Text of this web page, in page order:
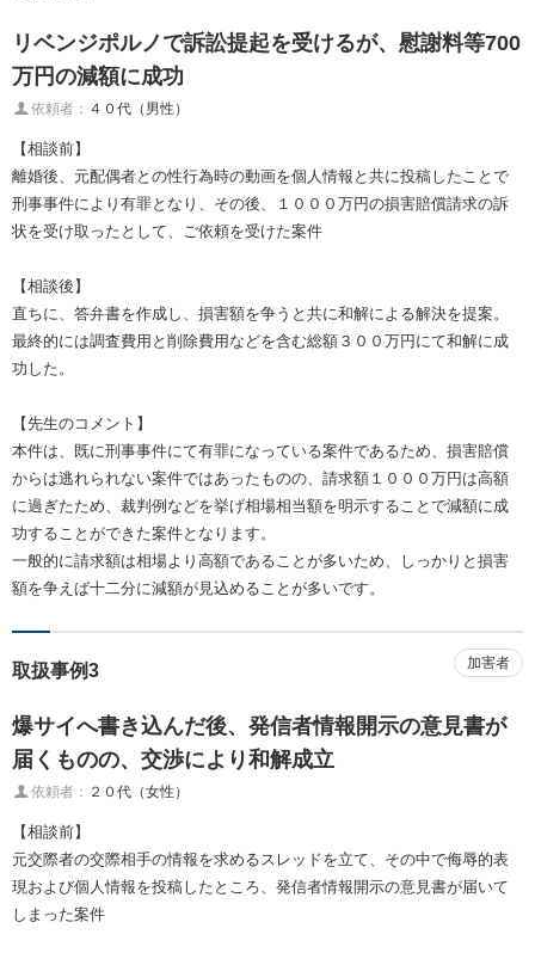
リベンジポルノで訴訟提起を受けるが、慰謝料等700
万円の減額に成功
依頼者： ４０代（男性）
【相談前】
離婚後、元配偶者との性行為時の動画を個人情報と共に投稿したことで
刑事事件により有罪となり、その後、１０００万円の損害賠償請求の訴
状を受け取ったとして、ご依頼を受けた案件
【相談後】
直ちに、答弁書を作成し、損害額を争うと共に和解による解決を提案。
最終的には調査費用と削除費用などを含む総額３００万円にて和解に成
功した。
【先生のコメント】
本件は、既に刑事事件にて有罪になっている案件であるため、損害賠償
からは逃れられない案件ではあったものの、請求額１０００万円は高額
に過ぎたため、裁判例などを挙げ相場相当額を明示することで減額に成
功することができた案件となります。
一般的に請求額は相場より高額であることが多いため、しっかりと損害
額を争えば十二分に減額が見込めることが多いです。
取扱事例3 加害者
爆サイへ書き込んだ後、発信者情報開示の意見書が
届くものの、交渉により和解成立
依頼者： ２０代（女性）
【相談前】
元交際者の交際相手の情報を求めるスレッドを立て、その中で侮辱的表
現および個人情報を投稿したところ、発信者情報開示の意見書が届いて
しまった案件